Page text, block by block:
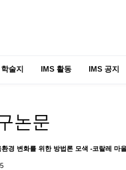
술지 IMS 활동 IMS 공지
논문
경 변화를 위한 방법론 모색 -코랄레 마